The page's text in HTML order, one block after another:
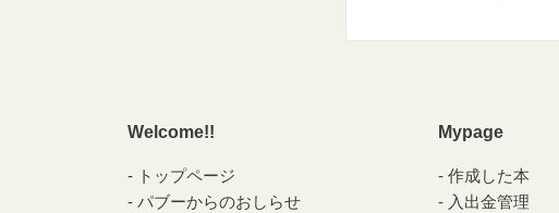
Welcome!!
トップページ
パブーからのおしらせ
Mypage
作成した本
入出金管理